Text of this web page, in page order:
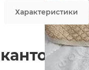
Характеристики